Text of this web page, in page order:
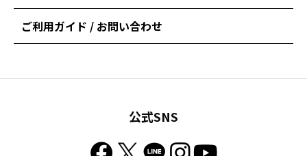
ご利用ガイド / お問い合わせ
公式SNS